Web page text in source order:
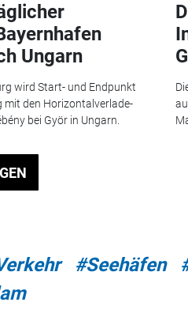
Ungarn
wird Start- und Endpunkt
mit den Horizontalverlade-
bei Györ in Ungarn.
#Seehäfen